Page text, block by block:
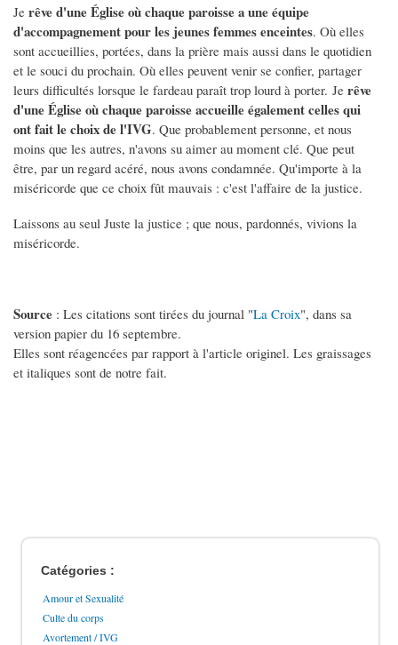
Je rêve d'une Église où chaque paroisse a une équipe
d'accompagnement pour les jeunes femmes enceintes. Où elles
sont accueillies, portées, dans la prière mais aussi dans le quotidien
et le souci du prochain. Où elles peuvent venir se confier, partager
leurs difficultés lorsque le fardeau paraît trop lourd à porter. Je rêve
d'une Église où chaque paroisse accueille également celles qui
ont fait le choix de l'IVG. Que probablement personne, et nous
moins que les autres, n'avons su aimer au moment clé. Que peut
être, par un regard acéré, nous avons condamnée. Qu'importe à la
miséricorde que ce choix fût mauvais : c'est l'affaire de la justice.
Laissons au seul Juste la justice ; que nous, pardonnés, vivions la
miséricorde.
Source : Les citations sont tirées du journal "La Croix", dans sa
version papier du 16 septembre.
Elles sont réagencées par rapport à l'article originel. Les graissages
et italiques sont de notre fait.
Catégories :
Amour et Sexualité
Culte du corps
Avortement / IVG